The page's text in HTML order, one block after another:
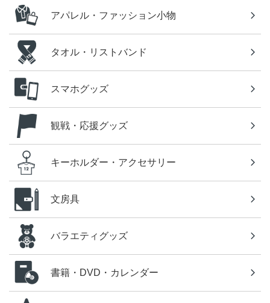
アパレル・ファッション小物
タオル・リストバンド
スマホグッズ
観戦・応援グッズ
キーホルダー・アクセサリー
文房具
バラエティグッズ
書籍・DVD・カレンダー